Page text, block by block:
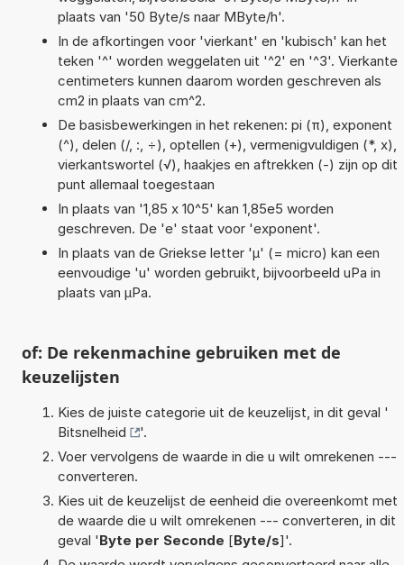
plaats van '50 Byte/s naar MByte/h'.
In de afkortingen voor 'vierkant' en 'kubisch' kan het
teken '^' worden weggelaten uit '^2' en '^3'. Vierkante
centimeters kunnen daarom worden geschreven als
cm2 in plaats van cm^2.
De basisbewerkingen in het rekenen: pi (π), exponent
(^), delen (/, :, ÷), optellen (+), vermenigvuldigen (*, x),
vierkantswortel (√), haakjes en aftrekken (-) zijn op dit
punt allemaal toegestaan
In plaats van '1,85 x 10^5' kan 1,85e5 worden
geschreven. De 'e' staat voor 'exponent'.
In plaats van de Griekse letter 'µ' (= micro) kan een
eenvoudige 'u' worden gebruikt, bijvoorbeeld uPa in
plaats van µPa.
of: De rekenmachine gebruiken met de
keuzelijsten
Kies de juiste categorie uit de keuzelijst, in dit geval '
Bitsnelheid
'.
Voer vervolgens de waarde in die u wilt omrekenen ---
converteren.
Kies uit de keuzelijst de eenheid die overeenkomt met
de waarde die u wilt omrekenen --- converteren, in dit
geval 'Byte per Seconde [Byte/s]'.